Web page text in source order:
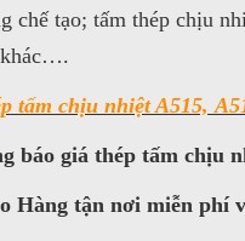
chế tạo; tấm thép chịu
tấm chịu nhiệt A515,
báo giá thép tấm chịu
Hàng tận nơi miễn phí